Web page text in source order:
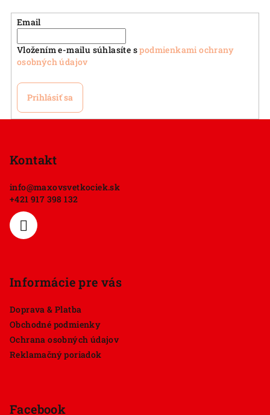
Email
Vložením e-mailu súhlasíte spodmienkami ochrany
osobných údajov
Prihlásiť sa
Kontakt
info@maxovsvetkociek.sk
+421 917 398 132
Informácie pre vás
Doprava & Platba
Obchodné podmienky
Ochrana osobných údajov
Reklamačný poriadok
Facebook